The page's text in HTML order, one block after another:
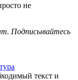
не
Подписывайтесь
текст и